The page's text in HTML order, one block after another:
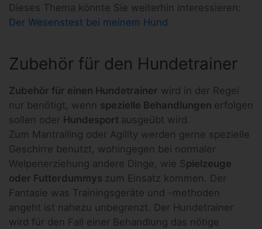
Dieses Thema könnte Sie weiterhin interessieren:
Der Wesenstest bei meinem Hund
Zubehör für den Hundetrainer
Zubehör für einen Hundetrainer wird in der Regel
nur benötigt, wenn spezielle Behandlungen erfolgen
sollen oder Hundesport ausgeübt wird.
Zum Mantrailing oder Agility werden gerne spezielle
Geschirre benutzt, wohingegen bei normaler
Welpenerziehung andere Dinge, wie Spielzeuge
oder Futterdummys zum Einsatz kommen. Der
Fantasie was Trainingsgeräte und -methoden
angeht ist nahezu unbegrenzt. Der Hundetrainer
wird für den Fall einer Behandlung das nötige